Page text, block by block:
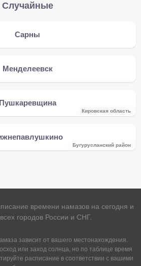
Случайные
Сарны
Менделеевск
Пушкаревщина
Кировская область
Бугурусланский район
времени намазов на сегодня и
городов России и СНГ.
зависит от вашего местонахождения.
или заход солнца, но по таблице время
расписание в соответствии с вашими